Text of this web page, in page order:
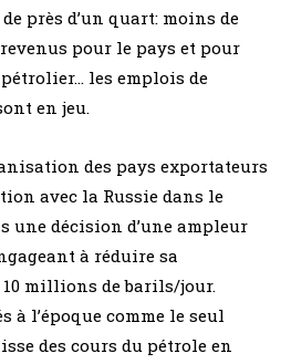
près d’un quart: moins de
pour le pays et pour
pétrolier… les emplois de
en jeu.
des pays exportateurs
avec la Russie dans le
une décision d’une ampleur
à réduire sa
millions de barils/jour.
à l’époque comme le seul
des cours du pétrole en